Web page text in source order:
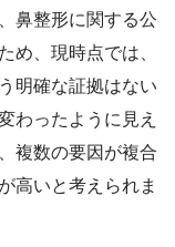
鼻整形に関する公
め、現時点では、
明確な証拠はない
わったように見え
複数の要因が複合
高いと考えられま